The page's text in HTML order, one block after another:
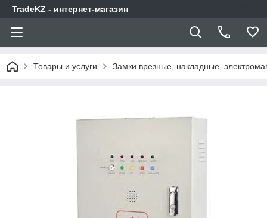
TradeKZ - интернет-магазин
Товары и услуги Замки врезные, накладные,